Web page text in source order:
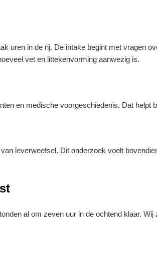
uren in de rij. De intake begint met vragen
vet en littekenvorming aanwezig is.
en medische voorgeschiedenis. Dat helpt
leverweefsel. Dit onderzoek voelt
al om zeven uur in de ochtend klaar.